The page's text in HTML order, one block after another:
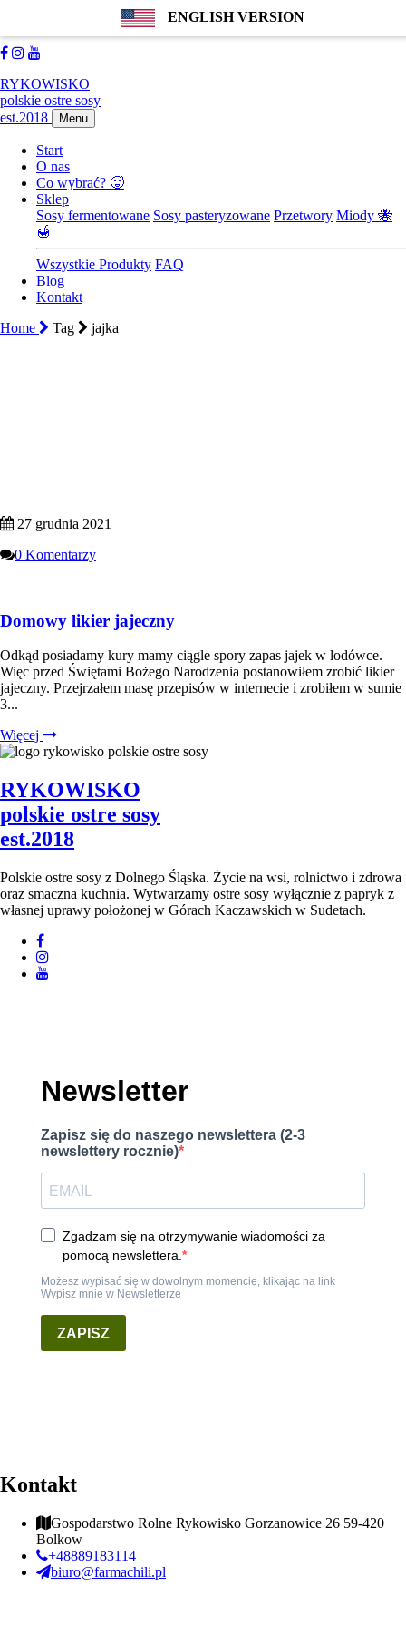
ENGLISH VERSION
biuro@farmachili.pl
Facebook
Instagram
RYKOWISKO
polskie ostre sosy
est.2018
Menu
Start
O nas
Co wybrać? 🥵
Sklep
Sosy fermentowane Sosy pasteryzowane Przetwory Miody 🐝
🍯
Wszystkie Produkty FAQ
Blog
Kontakt
Home
Tag jajka
27 grudnia 2021
0 Komentarzy
Domowy likier jajeczny
Odkąd posiadamy kury mamy ciągle spory zapas jajek w lodówce.
Więc przed Świętami Bożego Narodzenia postanowiłem zrobić likier
jajeczny. Przejrzałem masę przepisów w internecie i zrobiłem w sumie
3...
Więcej
RYKOWISKO
polskie ostre sosy
est.2018
Polskie ostre sosy z Dolnego Śląska. Życie na wsi, rolnictwo i zdrowa
oraz smaczna kuchnia. Wytwarzamy ostre sosy wyłącznie z papryk z
własnej uprawy położonej w Górach Kaczawskich w Sudetach.
Kontakt
Gospodarstwo Rolne Rykowisko Gorzanowice 26 59-420
Bolkow
+48889183114
biuro@farmachili.pl